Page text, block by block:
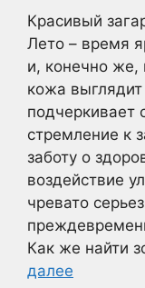
Красивый
Лето – время
и, конечно же,
кожа
подчеркивает
стремление к
заботу о
воздействие
чревато
Как же найти
далее